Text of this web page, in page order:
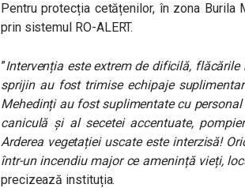
Pentru protecția cetățenilor, în zona
prin sistemul RO-ALERT.
”Intervenția este extrem de dificilă,
sprijin au fost trimise echipaje
Mehedinți au fost suplimentate cu
caniculă și al secetei accentuate,
Arderea vegetației uscate este interzisă!
într-un incendiu major ce amenință vieți,
precizează instituția.